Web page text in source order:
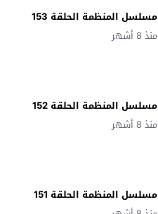
مسلسل المنظمة الحلقة 153
منذ 8 أشهر
مسلسل المنظمة الحلقة 152
منذ 8 أشهر
مسلسل المنظمة الحلقة 151